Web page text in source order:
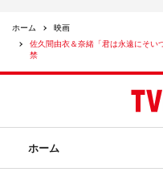
ホーム
映画
佐久間由衣＆奈緒「君は永遠にそい
禁
ホーム